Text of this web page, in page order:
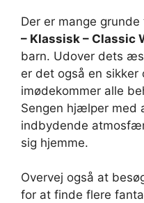
Der er mange
– Klassisk – Classic
barn. Udover dets
er det også en
imødekommer alle
Sengen hjælper med
indbydende
sig hjemme.
Overvej også at
for at finde flere